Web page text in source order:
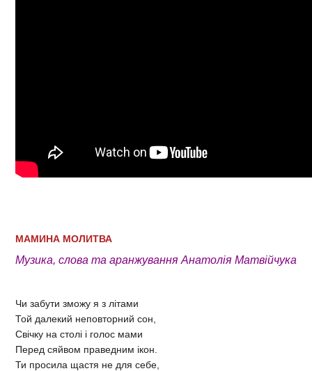
МАМИНА МОЛИТВА
Музика, слова та аранжування Анатолія Матвійчука​
Чи забути зможу я з літами
Той далекий неповторний сон,
Свічку на столі і голос мами
Перед сяйвом праведним ікон.
Ти просила щастя не для себе,